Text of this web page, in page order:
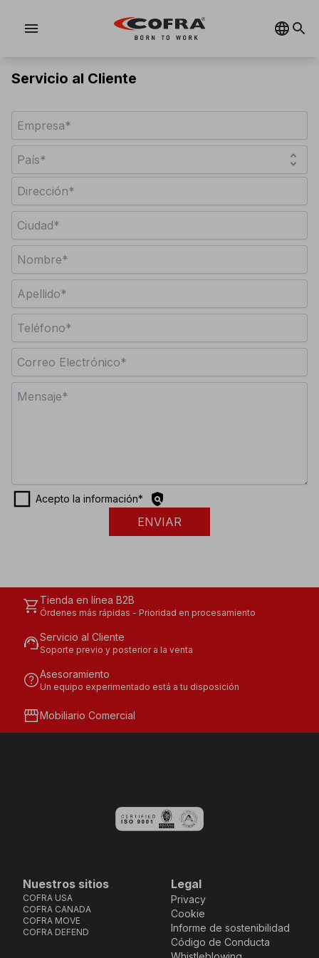
menu
Servicio al Cliente
País* unfold_more
check_box_outline_blank Acepto la información* policy
ENVIAR
shopping_cartTienda en línea B2B
Órdenes más rápidas - Prioridad en procesamiento
support_agentServicio al Cliente
Soporte previo y posterior a la venta
helpAsesoramiento
Un equipo experimentado está a tu disposición
storefrontMobiliario Comercial
Nuestros sitios
COFRA USA
COFRA CANADA
COFRA MOVE
COFRA DEFEND
Legal
Privacy
Cookie
Informe de sostenibilidad
Código de Conducta